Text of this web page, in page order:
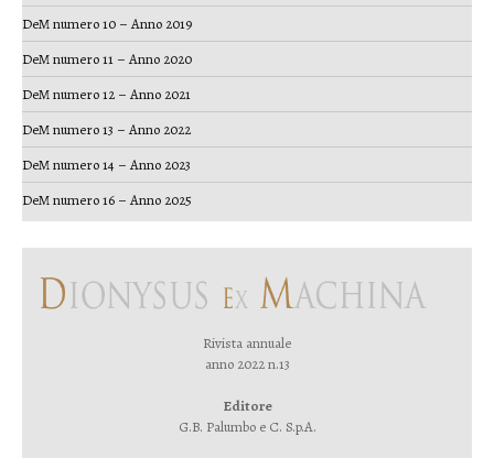
DeM numero 10 – Anno 2019
DeM numero 11 – Anno 2020
DeM numero 12 – Anno 2021
DeM numero 13 – Anno 2022
DeM numero 14 – Anno 2023
DeM numero 16 – Anno 2025
Rivista annuale
anno 2022 n.13
Editore
G.B. Palumbo e C. S.p.A.